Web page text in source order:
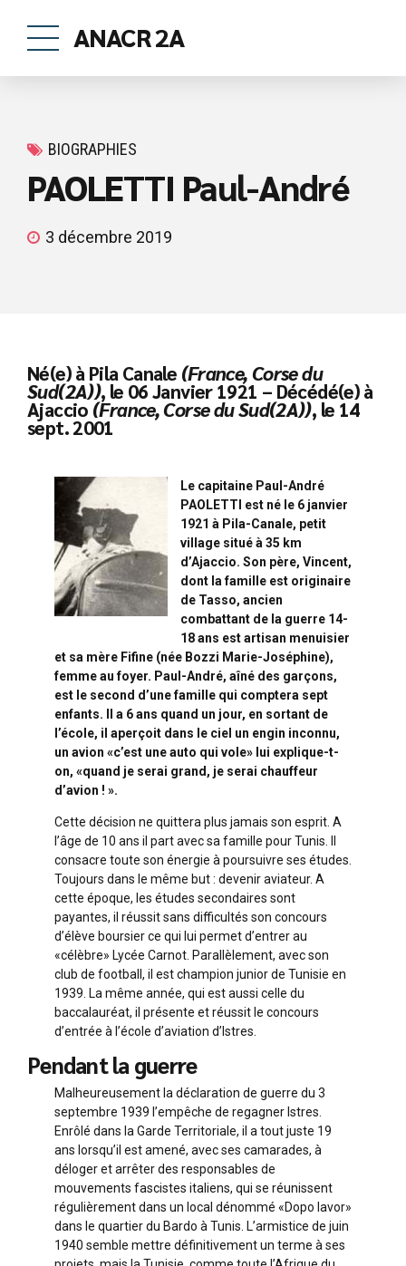
ANACR 2A
BIOGRAPHIES
PAOLETTI Paul-André
3 décembre 2019
Né(e) à Pila Canale (France, Corse du
Sud(2A)), le 06 Janvier 1921 – Décédé(e) à
Ajaccio (France, Corse du Sud(2A)), le 14
sept. 2001
Le capitaine Paul-André
PAOLETTI est né le 6 janvier
1921 à Pila-Canale, petit
village situé à 35 km
d’Ajaccio. Son père, Vincent,
dont la famille est originaire
de Tasso, ancien
combattant de la guerre 14-
18 ans est artisan menuisier
et sa mère Fifine (née Bozzi Marie-Joséphine),
femme au foyer. Paul-André, aîné des garçons,
est le second d’une famille qui comptera sept
enfants. Il a 6 ans quand un jour, en sortant de
l’école, il aperçoit dans le ciel un engin inconnu,
un avion «c’est une auto qui vole» lui explique-t-
on, «quand je serai grand, je serai chauffeur
d’avion ! ».
Cette décision ne quittera plus jamais son esprit. A
l’âge de 10 ans il part avec sa famille pour Tunis. Il
consacre toute son énergie à poursuivre ses études.
Toujours dans le même but : devenir aviateur. A
cette époque, les études secondaires sont
payantes, il réussit sans difficultés son concours
d’élève boursier ce qui lui permet d’entrer au
«célèbre» Lycée Carnot. Parallèlement, avec son
club de football, il est champion junior de Tunisie en
1939. La même année, qui est aussi celle du
baccalauréat, il présente et réussit le concours
d’entrée à l’école d’aviation d’Istres.
Pendant la guerre
Malheureusement la déclaration de guerre du 3
septembre 1939 l’empêche de regagner Istres.
Enrôlé dans la Garde Territoriale, il a tout juste 19
ans lorsqu’il est amené, avec ses camarades, à
déloger et arrêter des responsables de
mouvements fascistes italiens, qui se réunissent
régulièrement dans un local dénommé «Dopo lavor»
dans le quartier du Bardo à Tunis. L’armistice de juin
1940 semble mettre définitivement un terme à ses